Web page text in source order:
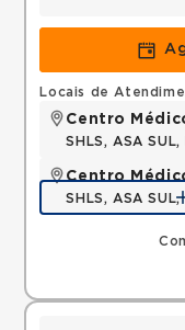
Locais de
Centro
SHLS, ASA
Centro
SHLS, ASA